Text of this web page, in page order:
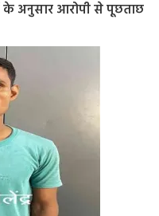
के अनुसार आरोपी से पूछताछ